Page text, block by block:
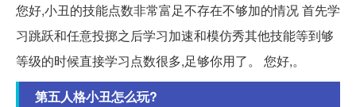
您好,小丑的技能点数非常富足不存在不够加的情况 首先学
习跳跃和任意投掷之后学习加速和模仿秀其他技能等到够
等级的时候直接学习点数很多,足够你用了。 您好,。
第五人格小丑怎么玩?